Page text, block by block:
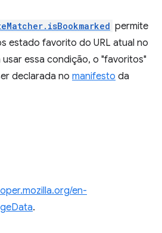
permite
estado favorito do URL atual no
essa condição, o "favoritos"
declarada no manifesto da
en-
.